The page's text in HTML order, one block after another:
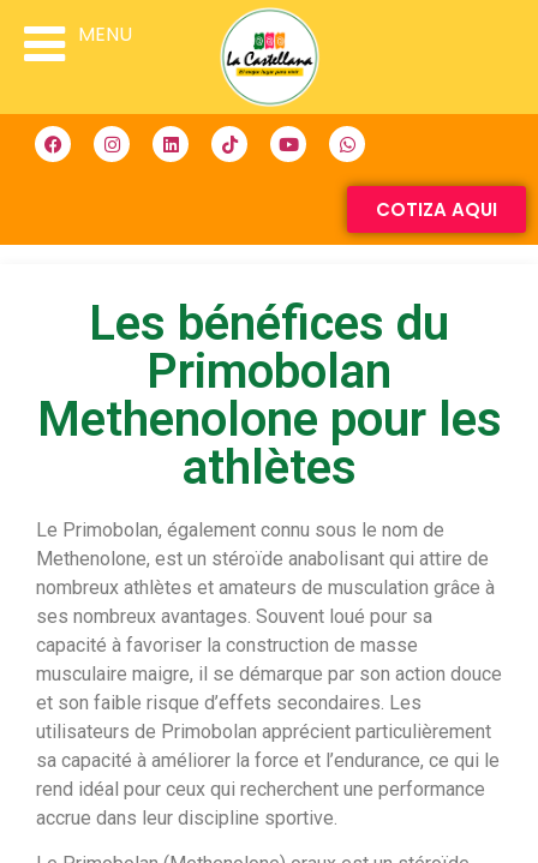
COTIZA AQUI
Les bénéfices du
Primobolan
Methenolone pour les
athlètes
Le Primobolan, également connu sous le nom de
Methenolone, est un stéroïde anabolisant qui attire de
nombreux athlètes et amateurs de musculation grâce à
ses nombreux avantages. Souvent loué pour sa
capacité à favoriser la construction de masse
musculaire maigre, il se démarque par son action douce
et son faible risque d’effets secondaires. Les
utilisateurs de Primobolan apprécient particulièrement
sa capacité à améliorer la force et l’endurance, ce qui le
rend idéal pour ceux qui recherchent une performance
accrue dans leur discipline sportive.
MENU